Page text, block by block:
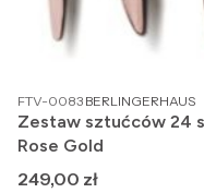
FTV-0083 PRODUCENT
BERLINGERHAUS
Zestaw sztućców 24
Rose Gold
Cena
249,00 zł